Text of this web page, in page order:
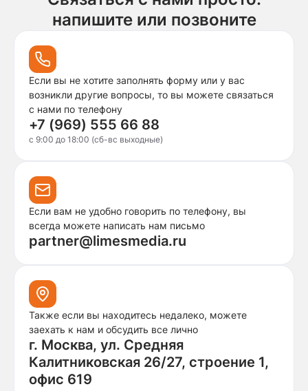
напишите или позвоните
Если вы не хотите заполнять форму или у вас
возникли другие вопросы, то вы можете связаться
с нами по телефону
+7 (969) 555 66 88
c 9:00 до 18:00 (сб-вс выходные)
Если вам не удобно говорить по телефону, вы
всегда можете написать нам письмо
partner@limesmedia.ru
Также если вы находитесь недалеко, можете
заехать к нам и обсудить все лично
г. Москва, ул. Средняя
Калитниковская 26/27, строение 1,
офис 619